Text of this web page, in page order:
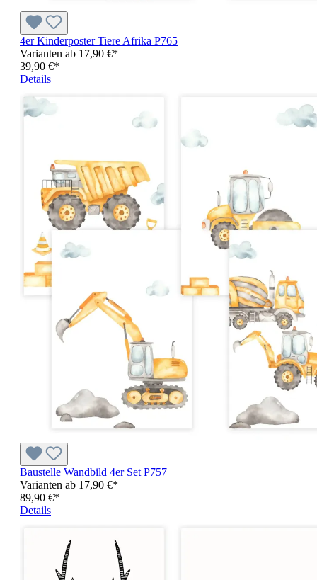
4er Kinderposter Tiere Afrika P765
Varianten ab 17,90 €*
39,90 €*
Details
Baustelle Wandbild 4er Set P757
Varianten ab 17,90 €*
89,90 €*
Details